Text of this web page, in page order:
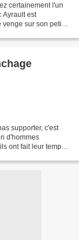
certainement l'un
Ayrault est
sur son petit
supporter, c'est
d'hommes
ont fait leur temps